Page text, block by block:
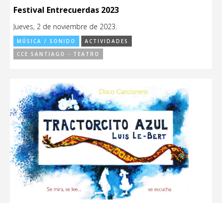
Festival Entrecuerdas 2023
Jueves, 2 de noviembre de 2023.
MÚSICA / SONIDO
ACTIVIDADES
CCE SANTIAGO - TEATRO